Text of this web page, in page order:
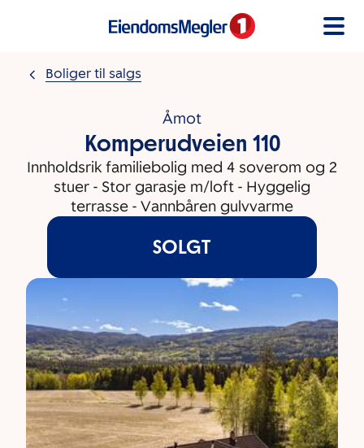
Boliger til salgs
Åmot
Komperudveien 110
Innholdsrik familiebolig med 4 soverom og 2
stuer - Stor garasje m/loft - Hyggelig
terrasse - Vannbåren gulvvarme
SOLGT